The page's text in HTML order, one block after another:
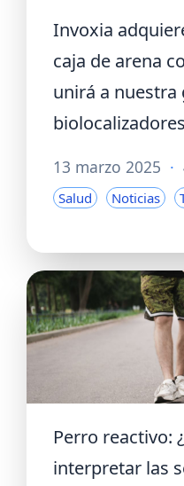
Invoxia
caja de arena
unirá a nuestra
13 marzo 2025 ·
Salud Noticias
Perro reactivo:
interpretar las